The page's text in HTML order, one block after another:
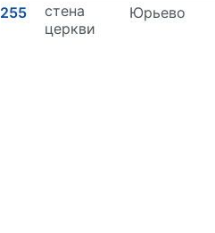
255
стена
церкви
Юрьево